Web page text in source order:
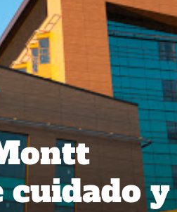
cuidado y